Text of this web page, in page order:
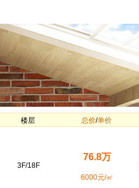
楼层 总价/单价
3F/18F
76.8万
6000元/㎡